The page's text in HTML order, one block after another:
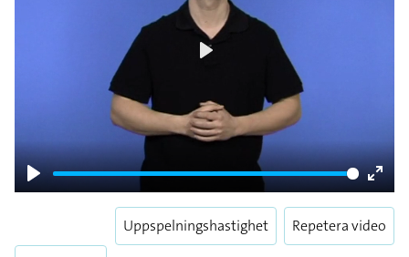
Play
Enter
Uppspelningshastighet Repetera video